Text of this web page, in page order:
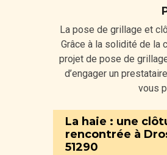
La pose de grillage et
Grâce à la solidité de la
projet de pose de
d’engager un
vous
La haie : une
rencontrée à
51290